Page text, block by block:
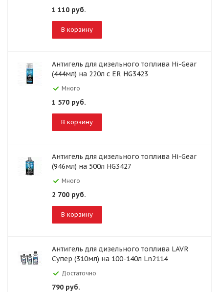
1 110 руб.
В корзину
Антигель для дизельного топлива Hi-Gear
(444мл) на 220л с ER HG3423
Много
1 570 руб.
В корзину
Антигель для дизельного топлива Hi-Gear
(946мл) на 500л HG3427
Много
2 700 руб.
В корзину
Антигель для дизельного топлива LAVR
Супер (310мл) на 100-140л Ln2114
Достаточно
790 руб.